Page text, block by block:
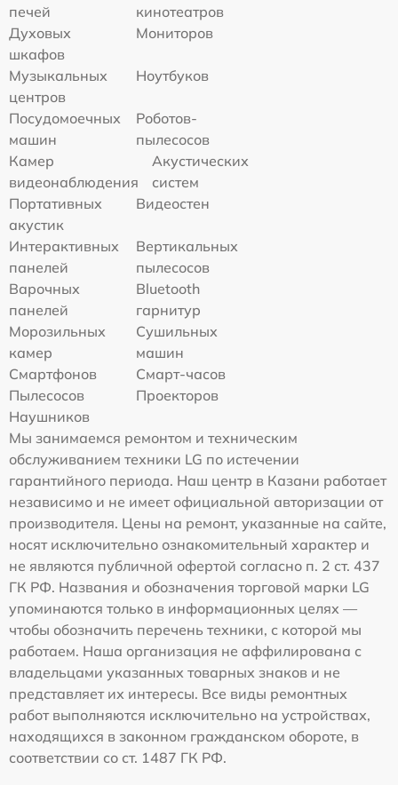
печей
кинотеатров
Духовых
шкафов
Мониторов
Музыкальных
центров
Ноутбуков
Посудомоечных
машин
Роботов-
пылесосов
Камер
видеонаблюдения
Акустических
систем
Портативных
акустик
Видеостен
Интерактивных
панелей
Вертикальных
пылесосов
Варочных
панелей
Bluetooth
гарнитур
Морозильных
камер
Сушильных
машин
Смартфонов
Смарт-часов
Пылесосов
Проекторов
Наушников
Мы занимаемся ремонтом и техническим
обслуживанием техники LG по истечении
гарантийного периода. Наш центр в Казани работает
независимо и не имеет официальной авторизации от
производителя. Цены на ремонт, указанные на сайте,
носят исключительно ознакомительный характер и
не являются публичной офертой согласно п. 2 ст. 437
ГК РФ. Названия и обозначения торговой марки LG
упоминаются только в информационных целях —
чтобы обозначить перечень техники, с которой мы
работаем. Наша организация не аффилирована с
владельцами указанных товарных знаков и не
представляет их интересы. Все виды ремонтных
работ выполняются исключительно на устройствах,
находящихся в законном гражданском обороте, в
соответствии со ст. 1487 ГК РФ.